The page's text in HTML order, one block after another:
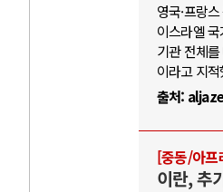
영국·프랑
이스라엘
기관 전체
이라고 지
출처:
[중동/아프
이란, 추